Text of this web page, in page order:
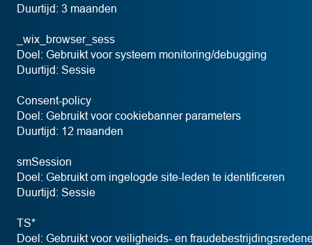
Duurtijd: 3 maanden
_wix_browser_sess
Doel: Gebruikt voor systeem monitoring/debugging
Duurtijd: Sessie
Consent-policy
Doel: Gebruikt voor cookiebanner parameters
Duurtijd: 12 maanden
smSession
Doel: Gebruikt om ingelogde site-leden te identificeren
Duurtijd: Sessie
TS*
Doel: Gebruikt voor veiligheids- en